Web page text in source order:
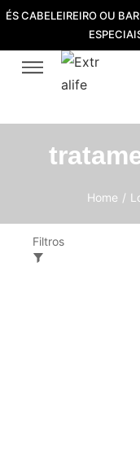
ÉS CABELEIREIRO OU
Home /
Filtros